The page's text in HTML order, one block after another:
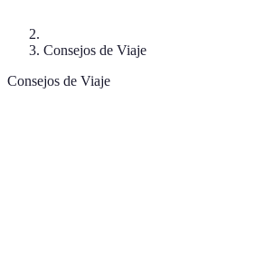
Consejos de Viaje
Consejos de Viaje